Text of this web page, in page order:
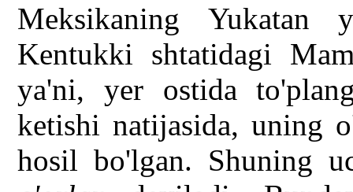
Meksikaning Yukatan
Kentukki shtatidagi
ya'ni, yer ostida
ketishi natijasida, uning
hosil bo'lgan. Shuning